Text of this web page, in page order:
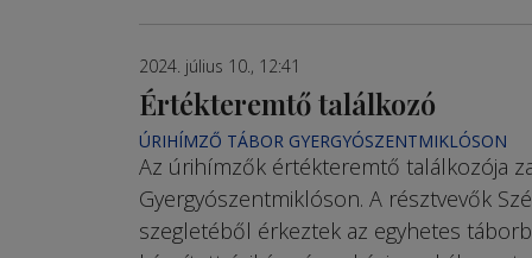
2024. július 10., 12:41
Értékteremtő találkozó
ÚRIHÍMZŐ TÁBOR GYERGYÓSZENTMIKLÓSON
Az úrihímzők értékteremtő találkozója
Gyergyószentmiklóson. A résztvevők
szegletéből érkeztek az egyhetes